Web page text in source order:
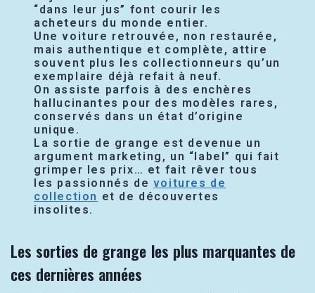
“dans leur jus” font courir les
acheteurs du monde entier.
Une voiture retrouvée, non restaurée,
mais authentique et complète, attire
souvent plus les collectionneurs qu’un
exemplaire déjà refait à neuf.
On assiste parfois à des enchères
hallucinantes pour des modèles rares,
conservés dans un état d’origine
unique.
La sortie de grange est devenue un
argument marketing, un “label” qui fait
grimper les prix… et fait rêver tous
les passionnés de voitures de
collection et de découvertes
insolites.
Les sorties de grange les plus marquantes de
ces dernières années